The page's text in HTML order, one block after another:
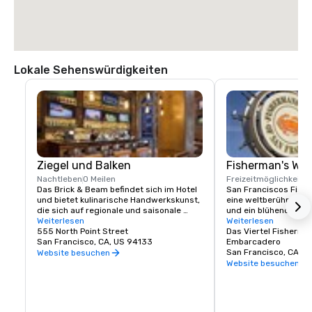
Lokale Sehenswürdigkeiten
Ziegel und Balken
Nachtleben 0 Meilen
Das Brick & Beam befindet sich im Hotel
und bietet kulinarische Handwerkskunst,
die sich auf regionale und saisonale
Küche konzentriert. Unser Seafood
Watch-Programm ist ein neuer Ansatz
für nachhaltige Lebensmittel, zu dem
auch eine verantwortungsvolle
Weiterlesen
555 North Point Street
San Francisco, CA, US 94133
Website besuchen
Fisherman's
Freizeitmöglichkeiten
San Franciscos
eine weltberühmte
und ein blühendes
lokales Viertel und
Wharf bietet
endlose
ist der richtige Ort,
Weiterlesen
Das Viertel
Embarcadero
San Francisco, CA,
Website besuchen